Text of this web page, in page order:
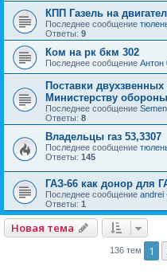
КПП Газель на
Последнее сообщение
Ответы: 9
Ком на рк бкм 302
Последнее сообщение Антон
Поставки двухзвенных
Министерству
Последнее сообщение Semen
Ответы: 8
Владельцы газ 53,3307
Последнее сообщение
Ответы: 145
ГАЗ-66 как донор для
Последнее сообщение andrei
Ответы: 1
Новая тема
136 тем 1